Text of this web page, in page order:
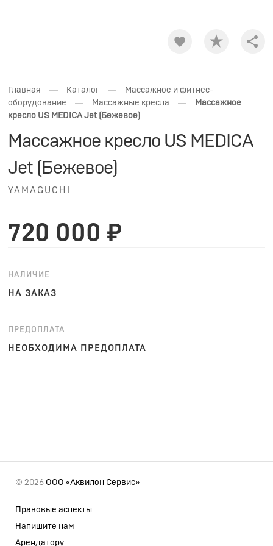
Главная — Каталог —
Массажное и фитнес-
оборудование
— Массажные кресла —
Массажное
кресло US MEDICA Jet (Бежевое)
Массажное кресло US MEDICA
Jet (Бежевое)
YAMAGUCHI
720 000 ₽
НАЛИЧИЕ
НА ЗАКАЗ
ПРЕДОПЛАТА
НЕОБХОДИМА ПРЕДОПЛАТА
© 2026 ООО «Аквилон Сервис»
Правовые аспекты
Напишите нам
Арендатору